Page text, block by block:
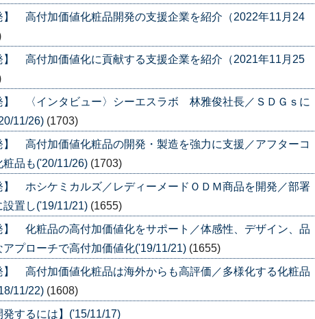
】 高付加価値化粧品開発の支援企業を紹介（2022年11月24
】 高付加価値化に貢献する支援企業を紹介（2021年11月25
】 〈インタビュー〉シーエスラボ 林雅俊社長／ＳＤＧｓに
11/26) (1703)
】 高付加価値化粧品の開発・製造を強力に支援／アフターコ
粧品も('20/11/26) (1703)
】 ホシケミカルズ／レディーメードＯＤＭ商品を開発／部署
置し('19/11/21) (1655)
】 化粧品の高付加価値化をサポート／体感性、デザイン、品
プローチで高付加価値化('19/11/21) (1655)
】 高付加価値化粧品は海外からも高評価／多様化する化粧品
11/22) (1608)
発するには】('15/11/17)